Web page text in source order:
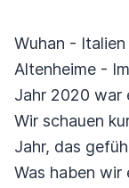
Wuhan -
Altenheime -
Jahr 2020 war
Wir schauen
Jahr, das
Was haben wir